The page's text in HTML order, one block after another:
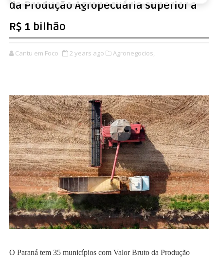
da Produção Agropecuária superior a
R$ 1 bilhão
Cantu em Foco 2 years ago Agronegocios,
O Paraná tem 35 municípios com Valor Bruto da Produção